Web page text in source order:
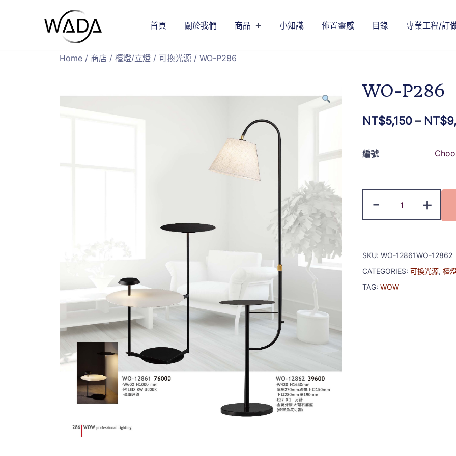
緯達燈飾
緯達燈飾企業行
首頁 關於我們 商品 小知識 佈置靈感 目錄 專業工程/訂
Home / 商店 / 檯燈/立燈 / 可換光源 / WO-P286
WO-P286
NT$5,150 – NT$
編號
- +
SKU: WO-12861WO-12862
CATEGORIES: 可換光源, 檯
TAG: WOW